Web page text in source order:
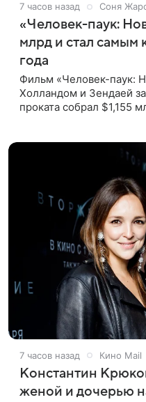
7 часов назад Соня
«Человек-паук:
млрд и стал самым
года
Фильм «Человек-паук:
Холландом и Зендаей
проката собрал $1,155
7 часов назад Кино Mail
Константин
женой и дочерью